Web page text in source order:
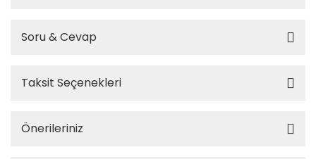
Soru & Cevap
Taksit Seçenekleri
Önerileriniz